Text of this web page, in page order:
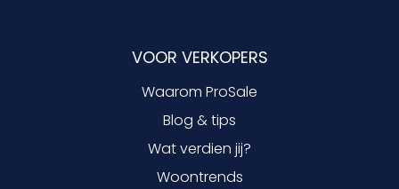
VOOR VERKOPERS
Waarom ProSale
Blog & tips
Wat verdien jij?
Woontrends